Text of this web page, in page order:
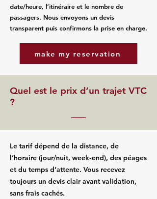
date/heure, l’itinéraire et le nombre de
passagers. Nous envoyons un devis
transparent puis confirmons la prise en charge.
make my reservation
Quel est le prix d’un trajet VTC
?
Le tarif dépend de la distance, de
l’horaire (jour/nuit, week‑end), des péages
et du temps d’attente. Vous recevez
toujours un devis clair avant validation,
sans frais cachés.